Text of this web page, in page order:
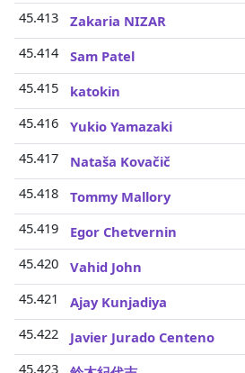
45.413
Zakaria NIZAR
45.414
Sam Patel
45.415
katokin
45.416
Yukio Yamazaki
45.417
Nataša Kovačič
45.418
Tommy Mallory
45.419
Egor Chetvernin
45.420
Vahid John
45.421
Ajay Kunjadiya
45.422
Javier Jurado Centeno
45.423